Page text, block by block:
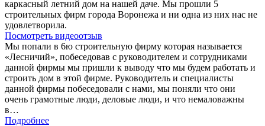
каркасный летний дом на нашей даче. Мы прошли 5
строительных фирм города Воронежа и ни одна из них нас не
удовлетворила.
Посмотреть видеоотзыв
Мы попали в 6ю строительную фирму которая называется
«Лесничий», побеседовав с руководителем и сотрудниками
данной фирмы мы пришли к выводу что мы будем работать и
строить дом в этой фирме. Руководитель и специалисты
данной фирмы побеседовали с нами, мы поняли что они
очень грамотные люди, деловые люди, и что немаловажны
в…
Подробнее